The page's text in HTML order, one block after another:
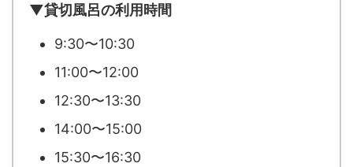
▼貸切風呂の利用時間
9:30〜10:30
11:00〜12:00
12:30〜13:30
14:00〜15:00
15:30〜16:30